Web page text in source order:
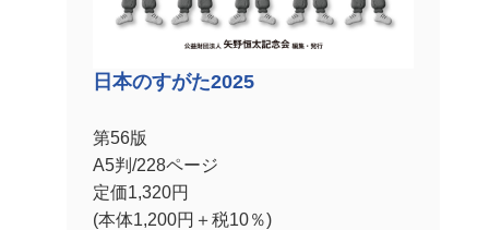
日本のすがた2025
第56版
A5判/228ページ
定価1,320円
(本体1,200円＋税10％)